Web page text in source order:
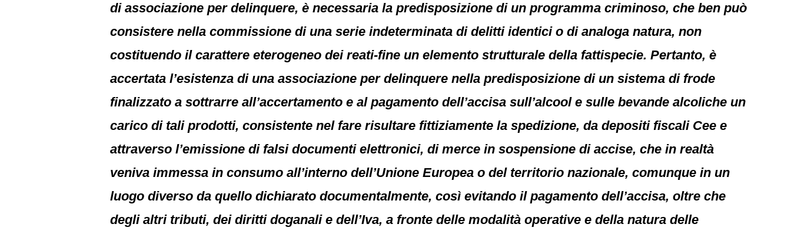
di associazione per delinquere, è necessaria la predisposizione di un programma criminoso, che ben può
consistere nella commissione di una serie indeterminata di delitti identici o di analoga natura, non
costituendo il carattere eterogeneo dei reati-fine un elemento strutturale della fattispecie. Pertanto, è
accertata l’esistenza di una associazione per delinquere nella predisposizione di un sistema di frode
finalizzato a sottrarre all’accertamento e al pagamento dell’accisa sull’alcool e sulle bevande alcoliche un
carico di tali prodotti, consistente nel fare risultare fittiziamente la spedizione, da depositi fiscali Cee e
attraverso l’emissione di falsi documenti elettronici, di merce in sospensione di accise, che in realtà
veniva immessa in consumo all’interno dell’Unione Europea o del territorio nazionale, comunque in un
luogo diverso da quello dichiarato documentalmente, così evitando il pagamento dell’accisa, oltre che
degli altri tributi, dei diritti doganali e dell’Iva, a fronte delle modalità operative e della natura delle